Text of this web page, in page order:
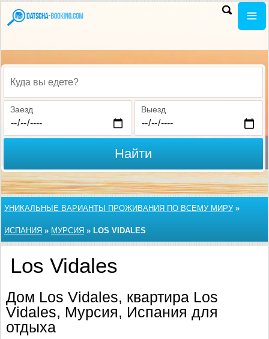
Куда вы едете?
Заезд Выезд
Найти
УНИКАЛЬНЫЕ ВАРИАНТЫ ПРОЖИВАНИЯ ПО ВСЕМУ МИРУ»
ИСПАНИЯ » МУРСИЯ » LOS VIDALES
Los Vidales
Дом Los Vidales, квартира Los
Vidales, Мурсия, Испания для
отдыха